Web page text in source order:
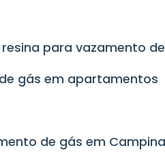
resina para vazamento
de gás em apartamentos
de gás em